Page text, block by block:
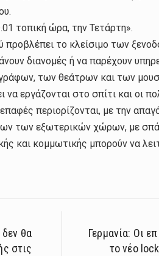
τοπική ώρα, την Τετάρτη».
προβλέπει το κλείσιμο των
διανομές ή να παρέχουν
των θεάτρων και των
εργάζονται στο σπίτι και οι
περιορίζονται, με την
των εξωτερικών χώρων, με
και κομμωτικής μπορούν να
θα
στις
Γερμανία: Οι
το νέο